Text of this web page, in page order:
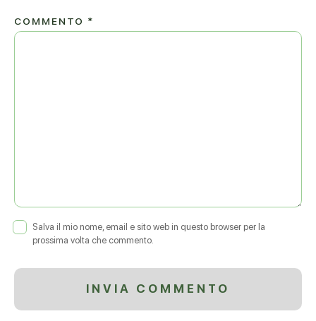
COMMENTO *
Salva il mio nome, email e sito web in questo browser per la
prossima volta che commento.